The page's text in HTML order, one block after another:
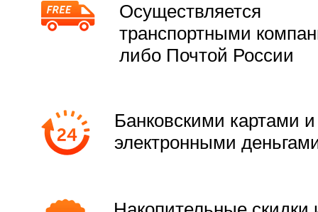
Осуществляется
транспортными
либо Почтой России
Банковскими картами и
электронными